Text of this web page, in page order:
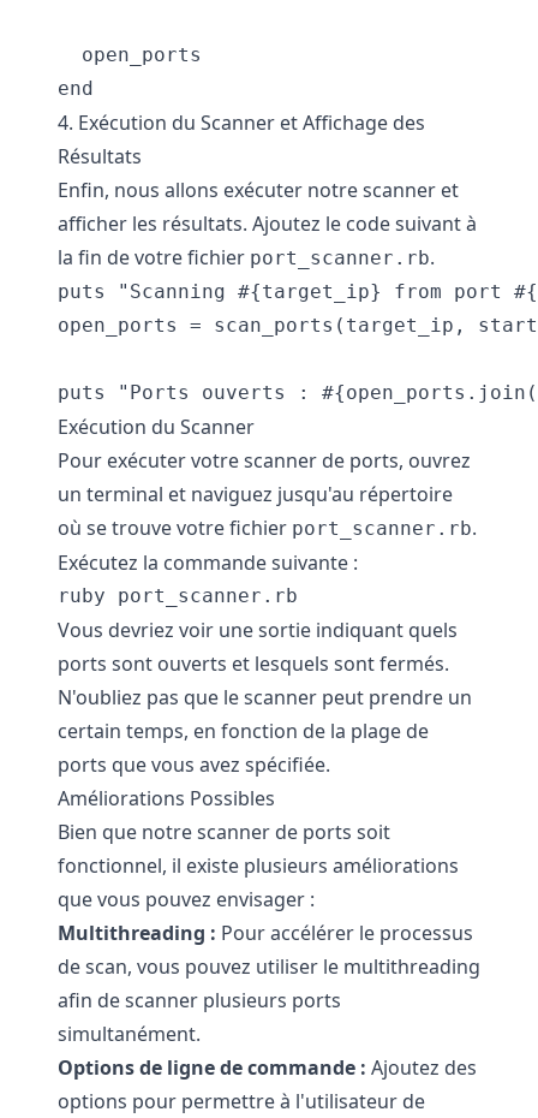
  open_ports
end
4. Exécution du Scanner et Affichage des
Résultats
Enfin, nous allons exécuter notre scanner et
afficher les résultats. Ajoutez le code suivant à
la fin de votre fichier port_scanner.rb.
puts "Scanning #{target_ip} from port
open_ports = scan_ports(target_ip,
puts "Ports ouverts :
Exécution du Scanner
Pour exécuter votre scanner de ports, ouvrez
un terminal et naviguez jusqu'au répertoire
où se trouve votre fichier port_scanner.rb.
Exécutez la commande suivante :
ruby port_scanner.rb
Vous devriez voir une sortie indiquant quels
ports sont ouverts et lesquels sont fermés.
N'oubliez pas que le scanner peut prendre un
certain temps, en fonction de la plage de
ports que vous avez spécifiée.
Améliorations Possibles
Bien que notre scanner de ports soit
fonctionnel, il existe plusieurs améliorations
que vous pouvez envisager :
Multithreading : Pour accélérer le processus
de scan, vous pouvez utiliser le multithreading
afin de scanner plusieurs ports
simultanément.
Options de ligne de commande : Ajoutez des
options pour permettre à l'utilisateur de